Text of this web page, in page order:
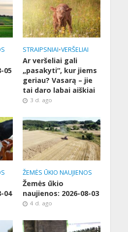
05
STRAIPSNIAI•VERŠELIAI
Ar veršeliai gali
„pasakyti“, kur jiems
geriau? Vasarą – jie
tai daro labai aiškiai
3 d. ago
04
ŽEMĖS ŪKIO NAUJIENOS
Žemės ūkio
naujienos: 2026-08-03
4 d. ago